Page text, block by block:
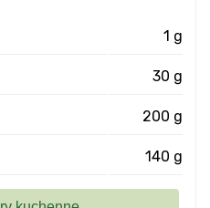
1 g
30 g
200 g
140 g